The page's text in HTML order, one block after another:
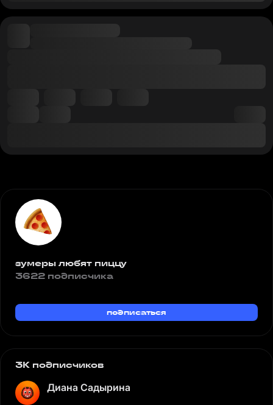
зумеры любят пиццу
3622 подписчика
подписаться
3K подписчиков
Диана Садырина